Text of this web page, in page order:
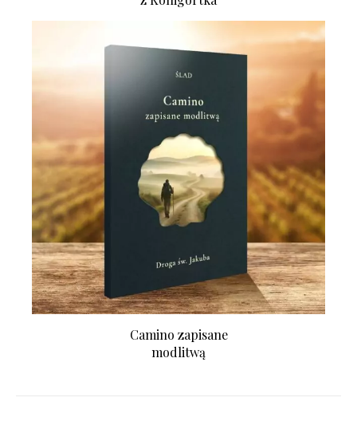
Camino zapisane
modlitwą